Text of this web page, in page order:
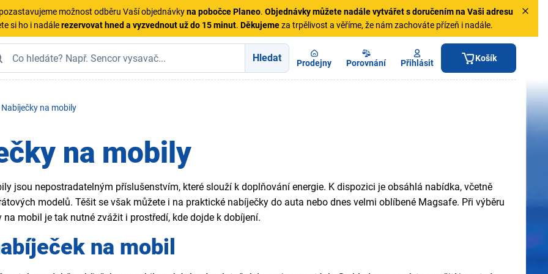
možnost odběru Vaší objednávkyna pobočce Planeo. Objednávkymůžete nadále vytvářet s doručením na Vaši adresu
si ho i nadálerezervovat hned a vyzvednout už do 15 minut. Děkujemeza trpělivost a věříme, že nám zachováte přízeň i nadále.
Hledat Prodejny Porovnání Přihlásit Košík
Nabíječky na mobily
na mobily
jsou nepostradatelným příslušenstvím, které slouží k doplňování energie. K dispozici je obsáhlá nabídka, včetně
modelů. Těšit se však můžete i na praktické nabíječky do auta nebo dnes velmi oblíbené Magsafe. Při výběru
na mobil je tak nutné zvážit i prostředí, kde dojde k dobíjení.
na mobil